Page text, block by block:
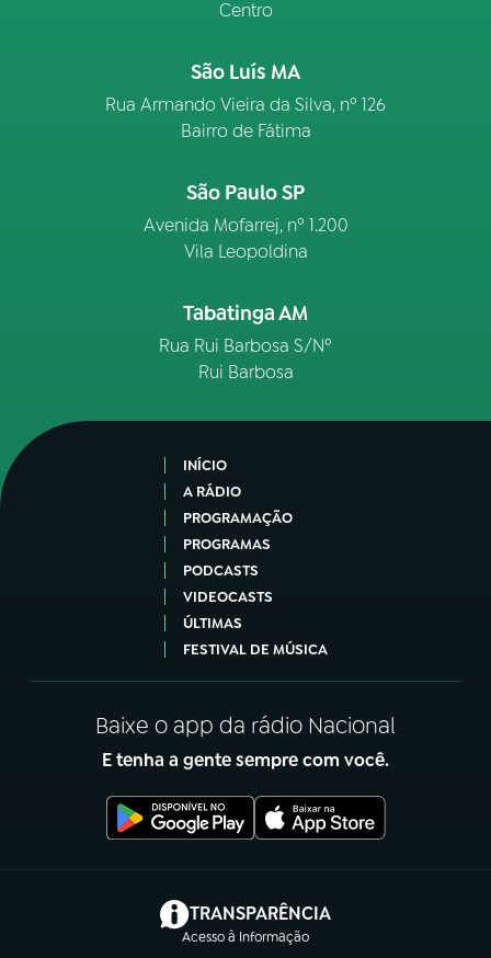
Centro
São Luís MA
Rua Armando Vieira da Silva, nº 126
Bairro de Fátima
São Paulo SP
Avenida Mofarrej, nº 1.200
Vila Leopoldina
Tabatinga AM
Rua Rui Barbosa S/Nº
Rui Barbosa
INÍCIO
A RÁDIO
PROGRAMAÇÃO
PROGRAMAS
PODCASTS
VIDEOCASTS
ÚLTIMAS
FESTIVAL DE MÚSICA
Baixe o app da rádio Nacional
E tenha a gente sempre com você.
TRANSPARÊNCIA
Acesso à Informação
(abre em nova aba)